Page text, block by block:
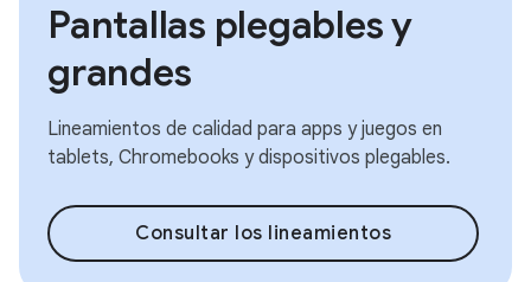
Pantallas plegables y
grandes
Lineamientos de calidad para apps y juegos en
tablets, Chromebooks y dispositivos plegables.
Consultar los lineamientos